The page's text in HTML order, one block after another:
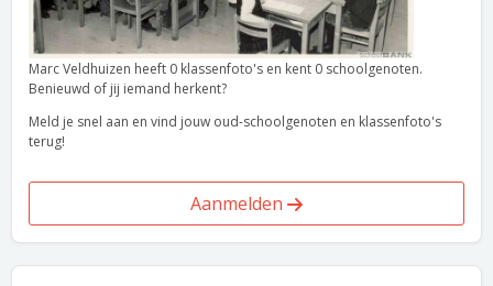
Marc Veldhuizen heeft 0 klassenfoto's en kent 0 schoolgenoten.
Benieuwd of jij iemand herkent?
Meld je snel aan en vind jouw oud-schoolgenoten en klassenfoto's
terug!
Aanmelden